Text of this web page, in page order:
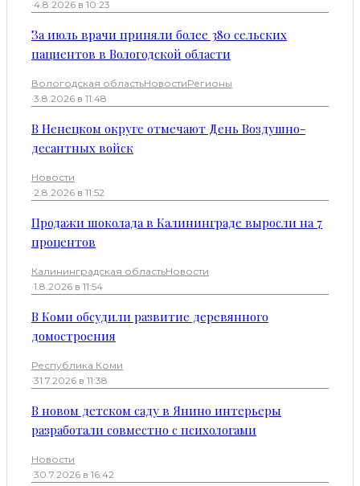
·4.8.2026 в 10:23
За июль врачи приняли более 380 сельских
пациентов в Вологодской области
Вологодская областьНовостиРегионы
·3.8.2026 в 11:48
В Ненецком округе отмечают День Воздушно-
десантных войск
Новости
·2.8.2026 в 11:52
Продажи шоколада в Калининграде выросли на 7
процентов
Калининградская областьНовости
·1.8.2026 в 11:54
В Коми обсудили развитие деревянного
домостроения
Республика Коми
·31.7.2026 в 11:38
В новом детском саду в Янино интерьеры
разработали совместно с психологами
Новости
·30.7.2026 в 16:42